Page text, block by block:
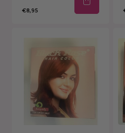
€8,95